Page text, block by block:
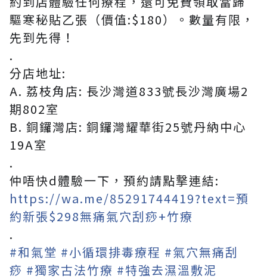
驅寒秘貼乙張（價值:$180）。數量有限，
先到先得！
.
分店地址:
A. 荔枝角店: 長沙灣道833號長沙灣廣場2
期802室
B. 銅鑼灣店: 銅鑼灣耀華街25號丹納中心
19A室
.
仲唔快d體驗一下，預約請點撃連結:
https://wa.me/85291744419?text=預
約新張$298無痛氣穴刮痧+竹療
.
#和氣堂 #小循環排毒療程 #氣穴無痛刮
痧 #獨家古法竹療 #特強去濕溫敷泥